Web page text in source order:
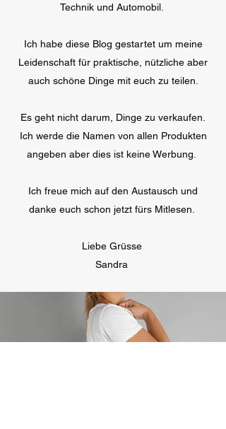
Technik und Automobil.
Ich habe diese Blog gestartet um meine
Leidenschaft für praktische, nützliche aber
auch schöne Dinge mit euch zu teilen.
Es geht nicht darum, Dinge zu verkaufen.
Ich werde die Namen von allen Produkten
angeben aber dies ist keine Werbung.
Ich freue mich auf den Austausch und
danke euch schon jetzt fürs Mitlesen.
Liebe Grüsse
Sandra